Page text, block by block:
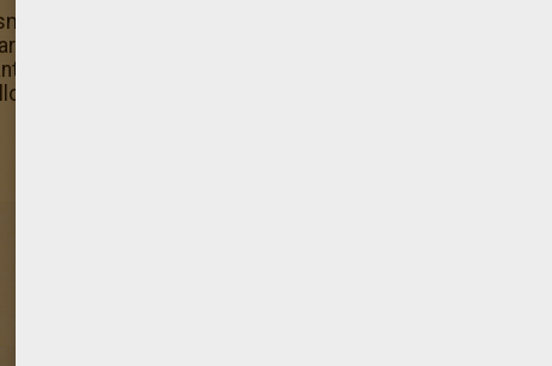
Feliz Halloween que forma parte de los dibujos más
también muchos dibujos de la categoría Dibujos
Feliz Halloween en línea, así como todos los otros
te ofrece una amplia colección de dibujos para